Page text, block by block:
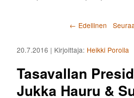
Artikkelien selaus
← Edellinen
Tasavallan
Jukka Hauru &
20.7.2016 | Kirjoittaja: Heikki Poroila